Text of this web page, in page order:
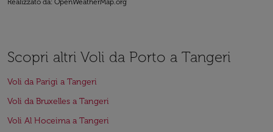
Realizzato da: OpenWeatherMap.org
Scopri altri Voli da Porto a Tangeri
Voli da Parigi a Tangeri
Voli da Bruxelles a Tangeri
Voli Al Hoceima a Tangeri